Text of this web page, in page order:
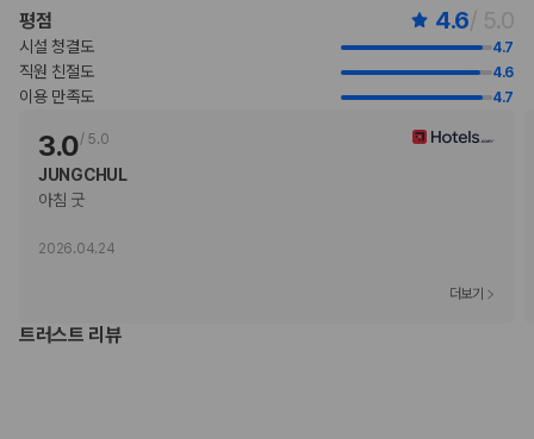
부가 정보
추가 안내사항
기타 선택사항
뷔페아침 식사 요금: 성인 JPY 4000, 어린이 JPY 4000(대략적인 금액)
셀프 주차 요금: 1일 기준 JPY 2000
늦은 체크아웃 시 요금 부과(객실 이용 상황에 따라 다름)
위 목록에 명시되지 않은 다른 항목이 있을 수 있습니다. 요금 및 보증금은 세전
현장 결제 유형 및 수단
평점 4.6/ 5.0
시설 청결도 4.7
직원 친절도 4.6
이용 만족도 4.7
3.0/ 5.0
JUNGCHUL
아침 굿
2026.04.24
더보기
트러스트 리뷰